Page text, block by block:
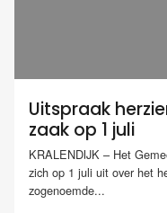
Uitspraak
zaak op 1 juli
KRALENDIJK – Het
zich op 1 juli uit over het
zogenoemde...